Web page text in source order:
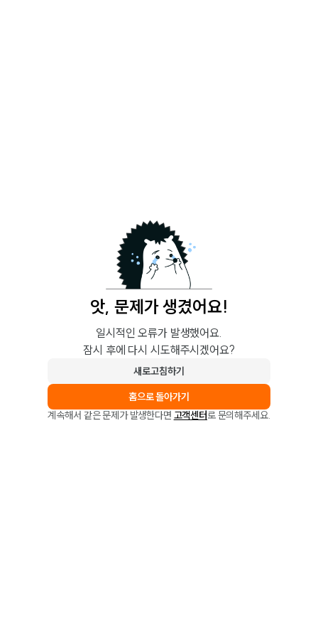
앗, 문제가 생겼어요!
일시적인 오류가 발생했어요.
잠시 후에 다시 시도해주시겠어요?
새로고침하기
홈으로 돌아가기
계속해서 같은 문제가 발생한다면 고객센터로 문의해주세요.